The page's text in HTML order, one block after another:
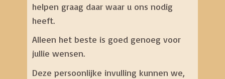
helpen graag daar waar u ons nodig
heeft.
Alleen het beste is goed genoeg voor
jullie wensen.
Deze persoonlijke invulling kunnen we,